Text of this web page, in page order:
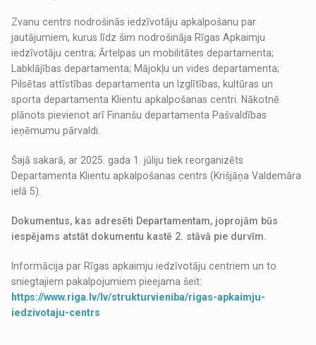
Zvanu centrs nodrošinās iedzīvotāju apkalpošanu par
jautājumiem, kurus līdz šim nodrošināja Rīgas Apkaimju
iedzīvotāju centra; Ārtelpas un mobilitātes departamenta;
Labklājības departamenta; Mājokļu un vides departamenta;
Pilsētas attīstības departamenta un Izglītības, kultūras un
sporta departamenta Klientu apkalpošanas centri. Nākotnē
plānots pievienot arī Finanšu departamenta Pašvaldības
ieņēmumu pārvaldi.
Šajā sakarā, ar 2025. gada 1. jūliju tiek reorganizēts
Departamenta Klientu apkalpošanas centrs (Krišjāņa Valdemāra
ielā 5).
Dokumentus, kas adresēti Departamentam, joprojām būs
iespējams atstāt dokumentu kastē 2. stāvā pie durvīm.
Informācija par Rīgas apkaimju iedzīvotāju centriem un to
sniegtajiem pakalpojumiem pieejama šeit:
https://www.riga.lv/lv/strukturvieniba/rigas-apkaimju-
iedzivotaju-centrs